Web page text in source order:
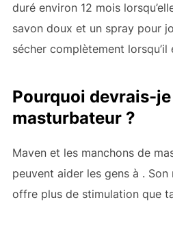
duré environ 12 mois
savon doux et un spray pour
sécher complètement lorsqu’il
Pourquoi devrais-
masturbateur ?
Maven et les manchons de
peuvent aider les gens à . Son
offre plus de stimulation que